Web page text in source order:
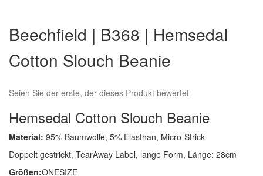
der
Bildergalerie
springen
Beechfield | B368 | Hemsedal
Cotton Slouch Beanie
Seien Sie der erste, der dieses Produkt bewertet
Hemsedal Cotton Slouch Beanie
Material: 95% Baumwolle, 5% Elasthan, Micro-Strick
Doppelt gestrickt, TearAway Label, lange Form, Länge: 28cm
Größen:ONESIZE